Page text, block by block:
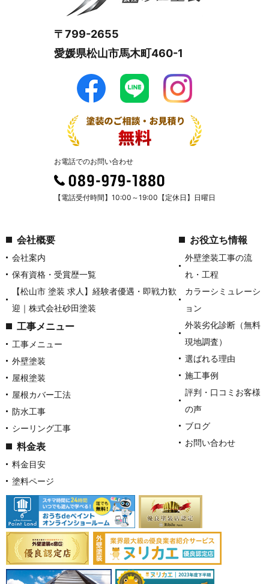
〒799-2655
愛媛県松山市馬木町460-1
お電話でのお問い合わせ
【電話受付時間】10:00～19:00【定休日】日曜日
会社概要
会社案内
保有資格・受賞歴一覧
【松山市 塗装 求人】経験者優遇・即戦力歓
迎｜株式会社砂田塗装
工事メニュー
工事メニュー
外壁塗装
屋根塗装
屋根カバー工法
防水工事
シーリング工事
料金表
料金目安
塗料ページ
お役立ち情報
外壁塗装工事の流
れ・工程
カラーシミュレーシ
ョン
外装劣化診断（無料
現地調査）
選ばれる理由
施工事例
評判・口コミお客様
の声
ブログ
お問い合わせ